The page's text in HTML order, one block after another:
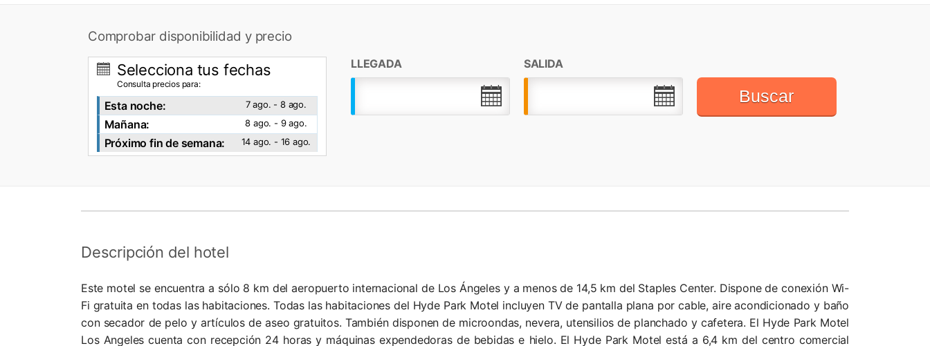
Comprobar disponibilidad y precio
Selecciona tus fechas
Consulta precios para:
Esta noche: 7 ago. - 8 ago.
Mañana: 8 ago. - 9 ago.
Próximo fin de semana: 14 ago. - 16 ago.
LLEGADA SALIDA
Buscar
Descripción del hotel
Este motel se encuentra a sólo 8 km del aeropuerto internacional de Los Ángeles y a menos de 14,5 km del Staples Center. Dispone de conexión Wi-
Fi gratuita en todas las habitaciones. Todas las habitaciones del Hyde Park Motel incluyen TV de pantalla plana por cable, aire acondicionado y baño
con secador de pelo y artículos de aseo gratuitos. También disponen de microondas, nevera, utensilios de planchado y cafetera. El Hyde Park Motel
Los Angeles cuenta con recepción 24 horas y máquinas expendedoras de bebidas e hielo. El Hyde Park Motel está a 6,4 km del centro comercial